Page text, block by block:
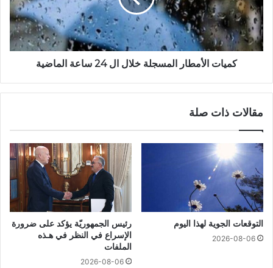
كميات الأمطار المسجلة خلال ال 24 ساعة الماضية
مقالات ذات صلة
التوقعات الجوية لهذا اليوم
2026-08-06
رئيس الجمهوريّة يؤكد على ضرورة
الإسراع في النظر في هـذه
الملفات
2026-08-06